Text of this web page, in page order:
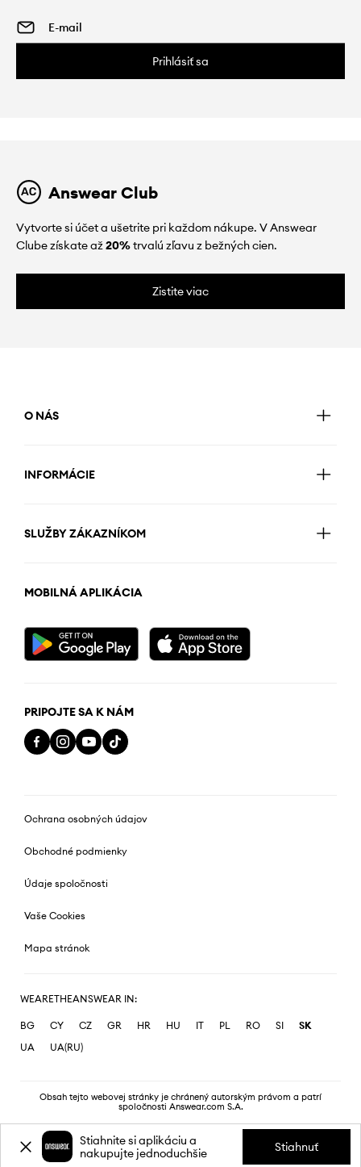
Prihlásiť sa
Answear Club
Vytvorte si účet a ušetrite pri každom nákupe. V Answear
Clube získate až20%trvalú zľavu z bežných cien.
Zistite viac
O NÁS
INFORMÁCIE
SLUŽBY ZÁKAZNÍKOM
MOBILNÁ APLIKÁCIA
PRIPOJTE SA K NÁM
Ochrana osobných údajov
Obchodné podmienky
Údaje spoločnosti
Vaše Cookies
Mapa stránok
WEARETHEANSWEAR IN:
BG CY CZ GR HR HU IT PL RO SI
SK
UA
UA(RU)
Obsah tejto webovej stránky je chránený autorským právom a patrí
spoločnosti Answear.com S.A.
Stiahnite si aplikáciu a
nakupujte jednoduchšie
Stiahnuť